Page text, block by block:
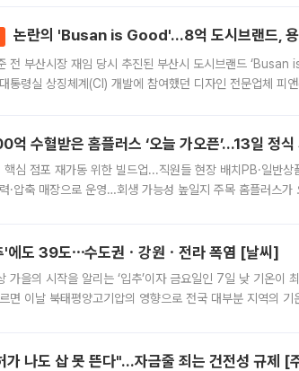
논란의 'Busan is Good'…8억 도시브랜드, 용
전 부산시장 재임 당시 추진된 부산시 도시브랜드 ‘Busan
통령실 상징체계(CI) 개발에 참여했던 디자인 전문업체 피
억 수혈받은 홈플러스 ‘오늘 가오픈’...13일 정식
심 점포 재가동 위한 빌드업...직원들 현장 배치PB·일반상
·압축 매장으로 운영…회생 가능성 높일지 주목 홈플러스
'에도 39도⋯수도권ㆍ강원ㆍ전라 폭염 [날씨]
가을의 시작을 알리는 ‘입추’이자 금요일인 7일 낮 기온이
면 이날 북태평양고기압의 영향으로 전국 대부분 지역의
가 나도 삽 못 뜬다"…자금줄 죄는 건전성 규제